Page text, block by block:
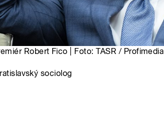
Robert Fico | Foto: TASR / Profimedia
sociolog